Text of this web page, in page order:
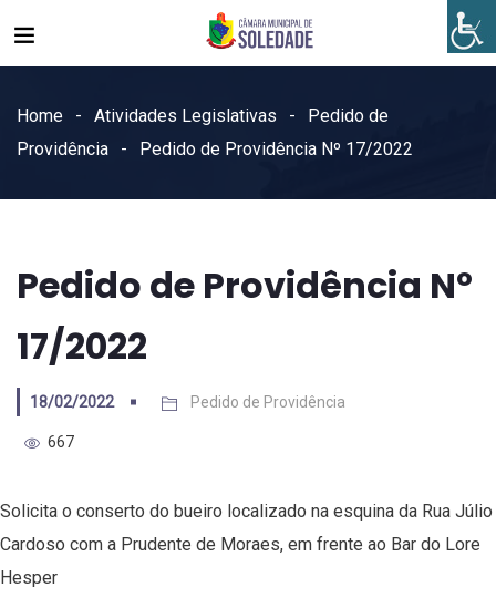
Home Atividades Legislativas
Pedido de
Providência
Pedido de Providência Nº 17/2022
Pedido de Providência Nº
17/2022
18/02/2022 Pedido de Providência
667
Solicita o conserto do bueiro localizado na esquina da Rua Júlio
Cardoso com a Prudente de Moraes, em frente ao Bar do Lore
Hesper